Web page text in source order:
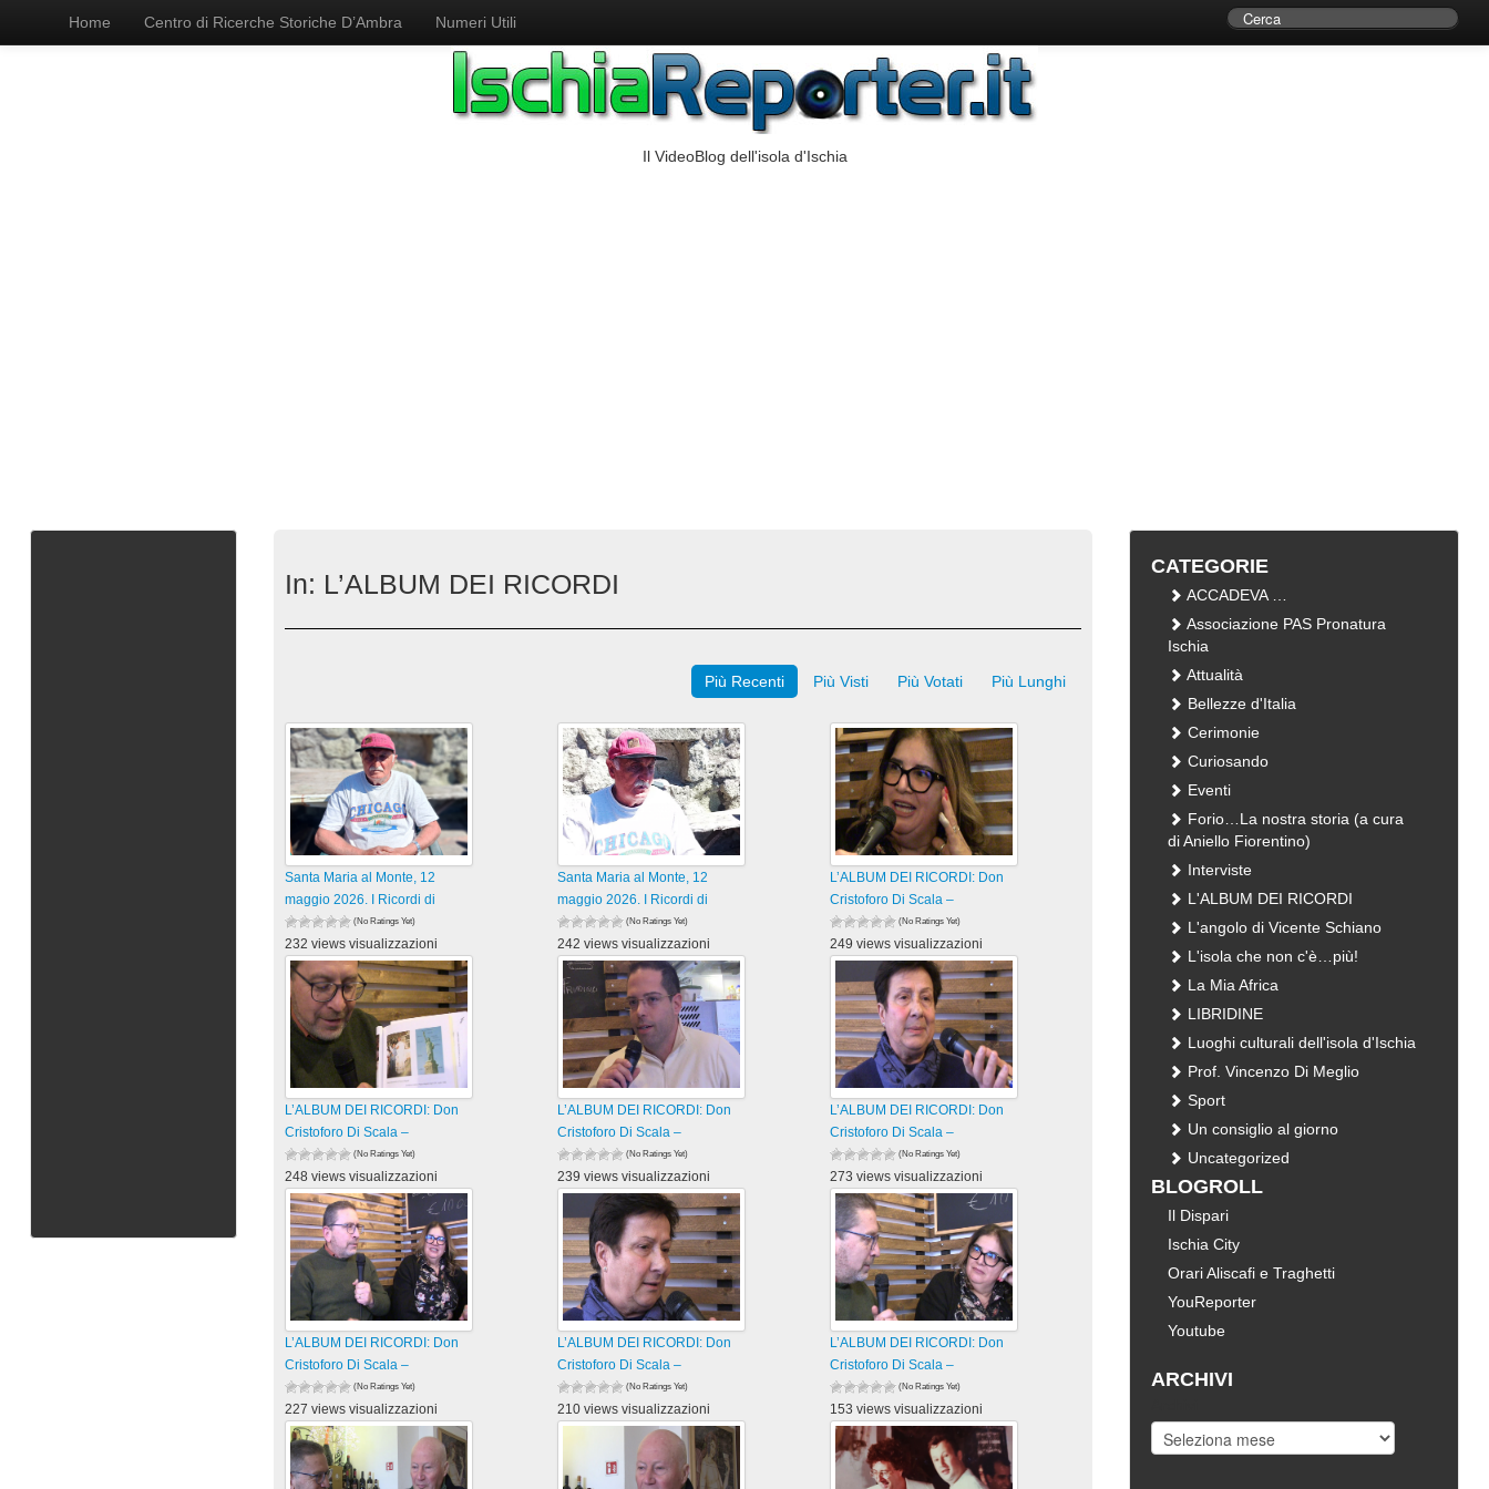
Home Centro di Ricerche Storiche D’Ambra Numeri Utili
Il VideoBlog dell'isola d'Ischia
In: L’ALBUM DEI RICORDI
Più Recenti Più Visti Più Votati Più Lunghi
Santa Maria al Monte, 12
maggio 2026. I Ricordi di
(No Ratings Yet)
232 views visualizzazioni
Santa Maria al Monte, 12
maggio 2026. I Ricordi di
(No Ratings Yet)
242 views visualizzazioni
L’ALBUM DEI RICORDI: Don
Cristoforo Di Scala –
(No Ratings Yet)
249 views visualizzazioni
L’ALBUM DEI RICORDI: Don
Cristoforo Di Scala –
(No Ratings Yet)
248 views visualizzazioni
L’ALBUM DEI RICORDI: Don
Cristoforo Di Scala –
(No Ratings Yet)
239 views visualizzazioni
L’ALBUM DEI RICORDI: Don
Cristoforo Di Scala –
(No Ratings Yet)
273 views visualizzazioni
L’ALBUM DEI RICORDI: Don
Cristoforo Di Scala –
(No Ratings Yet)
227 views visualizzazioni
L’ALBUM DEI RICORDI: Don
Cristoforo Di Scala –
(No Ratings Yet)
210 views visualizzazioni
L’ALBUM DEI RICORDI: Don
Cristoforo Di Scala –
(No Ratings Yet)
153 views visualizzazioni
CATEGORIE
ACCADEVA …
Associazione PAS Pronatura
Ischia
Attualità
Bellezze d'Italia
Cerimonie
Curiosando
Eventi
Forio…La nostra storia (a cura
di Aniello Fiorentino)
Interviste
L'ALBUM DEI RICORDI
L'angolo di Vicente Schiano
L'isola che non c'è…più!
La Mia Africa
LIBRIDINE
Luoghi culturali dell'isola d'Ischia
Prof. Vincenzo Di Meglio
Sport
Un consiglio al giorno
Uncategorized
BLOGROLL
Il Dispari
Ischia City
Orari Aliscafi e Traghetti
YouReporter
Youtube
ARCHIVI